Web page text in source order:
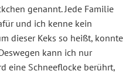
genannt. Jede Familie
und ich kenne kein
dieser Keks so heißt, konnte
kann ich nur
eine Schneeflocke berührt,